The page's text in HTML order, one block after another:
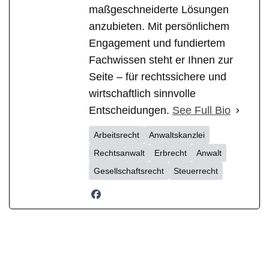
maßgeschneiderte Lösungen
anzubieten. Mit persönlichem
Engagement und fundiertem
Fachwissen steht er Ihnen zur
Seite – für rechtssichere und
wirtschaftlich sinnvolle
Entscheidungen. See Full Bio
Arbeitsrecht
Anwaltskanzlei
Rechtsanwalt
Erbrecht
Anwalt
Gesellschaftsrecht
Steuerrecht